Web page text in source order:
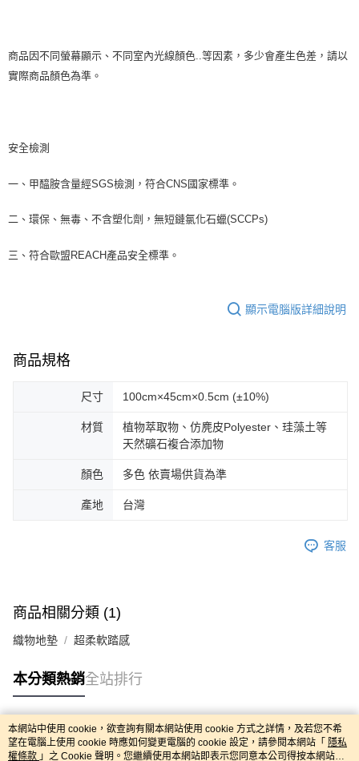
商品因不同螢幕顯示、不同室內光線顏色..等因素，多少會產生色差，請以
實際商品顏色為準。
安全檢測
一、甲醯胺含量經SGS檢測，符合CNS國家標準。
二、環保、無毒、不含塑化劑，無短鏈氯化石蠟(SCCPs)
三、符合歐盟REACH產品安全標準。
顯示電腦版詳細說明
商品規格
尺寸 100cm×45cm×0.5cm (±10%)
材質
植物萃取物、仿麂皮Polyester、珪藻土等
天然礦石複合添加物
顏色 多色 依賣場供貨為準
產地 台灣
客服
商品相關分類 (1)
織物地墊 超柔軟踏感
本分類熱銷全站排行
熱門標籤
本網站中使用 cookie，欲查詢有關本網站使用 cookie 方式之詳情，及若您不希
望在電腦上使用 cookie 時應如何變更電腦的 cookie 設定，請參閱本網站「 隱私
權條款 」之 Cookie 聲明。您繼續使用本網站即表示您同意本公司得按本網站使